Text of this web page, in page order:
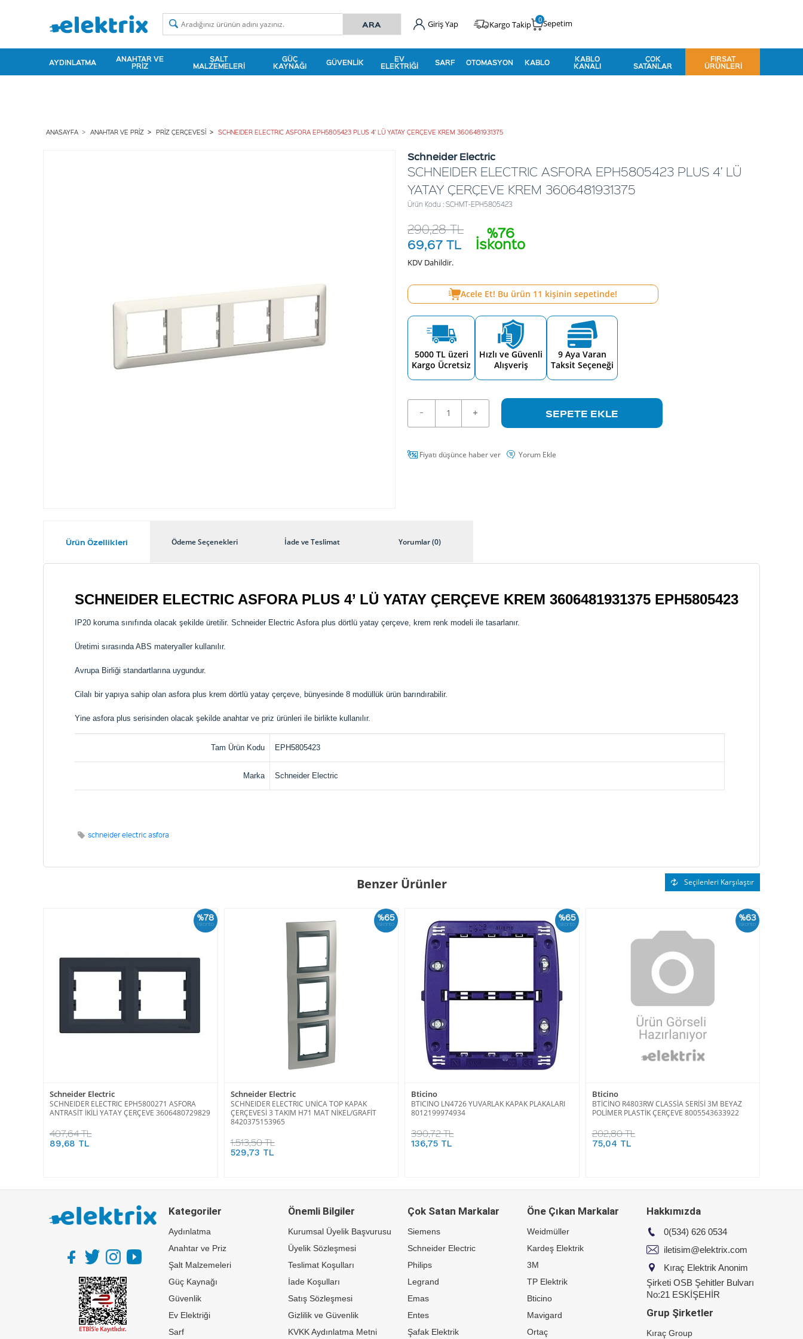
Giriş Yap Kargo Takip Sepetim
0
AYDINLATMA ANAHTAR VE
PRIZ
ŞALT
MALZEMELERI
GÜÇ
KAYNAĞI GÜVENLIK EV
ELEKTRIĞI SARF OTOMASYON KABLO KABLO
KANALI
ÇOK
SATANLAR
FIRSAT
ÜRÜNLERI
ANASAYFA ANAHTAR VE PRIZ PRIZ ÇERÇEVESI SCHNEIDER ELECTRIC ASFORA EPH5805423 PLUS 4’ LÜ YATAY ÇERÇEVE KREM 3606481931375
Schneider Electric
SCHNEIDER ELECTRIC ASFORA EPH5805423 PLUS 4’ LÜ
YATAY ÇERÇEVE KREM 3606481931375
Ürün Kodu : SCHMT-EPH5805423
%76
İskonto
290,28TL
69,67 TL
KDV Dahildir.
Acele Et! Bu ürün 11 kişinin sepetinde!
5000 TL üzeri
Kargo Ücretsiz
Hızlı ve Güvenli
Alışveriş
9 Aya Varan
Taksit Seçeneği
SEPETE EKLE
Fiyatı düşünce haber ver Yorum Ekle
Ürün Özellikleri Ödeme Seçenekleri İade ve Teslimat Yorumlar (0)
SCHNEIDER ELECTRIC ASFORA PLUS 4’ LÜ YATAY ÇERÇEVE KREM 3606481931375 EPH5805423
IP20 koruma sınıfında olacak şekilde üretilir. Schneider Electric Asfora plus dörtlü yatay çerçeve, krem renk modeli ile tasarlanır.
Üretimi sırasında ABS materyaller kullanılır.
Avrupa Birliği standartlarına uygundur.
Cilalı bir yapıya sahip olan asfora plus krem dörtlü yatay çerçeve, bünyesinde 8 modüllük ürün barındırabilir.
Yine asfora plus serisinden olacak şekilde anahtar ve priz ürünleri ile birlikte kullanılır.
Tam Ürün Kodu EPH5805423
Marka Schneider Electric
schneider electric asfora
Benzer Ürünler Seçilenleri Karşılaştır
%78
İskonto
Schneider Electric
SCHNEIDER ELECTRIC EPH5800271 ASFORA
ANTRASİT İKİLİ YATAY ÇERÇEVE 3606480729829
407,64 TL
89,68 TL
%65
İskonto
Schneider Electric
SCHNEIDER ELECTRIC UNİCA TOP KAPAK
ÇERÇEVESİ 3 TAKIM H71 MAT NİKEL/GRAFİT
8420375153965
1.513,50 TL
529,73 TL
%65
İskonto
Bticino
BTICINO LN4726 YUVARLAK KAPAK PLAKALARI
8012199974934
390,72 TL
136,75 TL
%63
İskonto
Bticino
BTİCİNO R4803RW CLASSİA SERİSİ 3M BEYAZ
POLİMER PLASTİK ÇERÇEVE 8005543633922
202,80 TL
75,04 TL
Kategoriler
Aydınlatma
Anahtar ve Priz
Şalt Malzemeleri
Güç Kaynağı
Güvenlik
Ev Elektriği
Sarf
Önemli Bilgiler
Kurumsal Üyelik Başvurusu
Üyelik Sözleşmesi
Teslimat Koşulları
İade Koşulları
Satış Sözleşmesi
Gizlilik ve Güvenlik
KVKK Aydınlatma Metni
Çok Satan Markalar
Siemens
Schneider Electric
Philips
Legrand
Emas
Entes
Şafak Elektrik
Öne Çıkan Markalar
Weidmüller
Kardeş Elektrik
3M
TP Elektrik
Bticino
Mavigard
Ortaç
Hakkımızda
0(534) 626 0534
iletisim@elektrix.com
Kıraç Elektrik Anonim
Şirketi OSB Şehitler Bulvarı
No:21 ESKİŞEHİR
Grup Şirketler
Kıraç Group